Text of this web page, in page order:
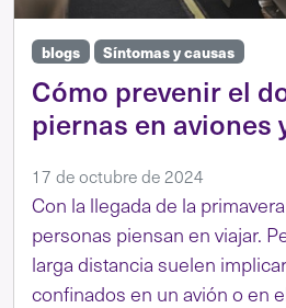
blogs Síntomas y causas
Cómo prevenir el
piernas en aviones
17 de octubre de 2024
Con la llegada de la
personas piensan en viajar.
larga distancia suelen
confinados en un avión o en